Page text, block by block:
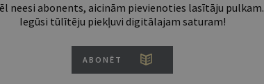
neesi abonents, aicinām pievienoties lasītāju pulkam.
Iegūsi tūlītēju piekļuvi digitālajam saturam!
ABONĒT